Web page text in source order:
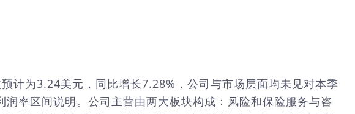
计为3.24美元，同比增长7.28%，公司与市场层面均未见对本季
率区间说明。公司主营由两大板块构成：风险和保险服务与咨